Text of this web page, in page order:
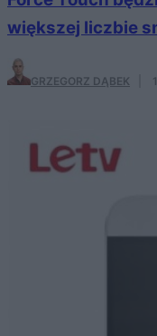
większej liczbie
GRZEGORZ DĄBEK